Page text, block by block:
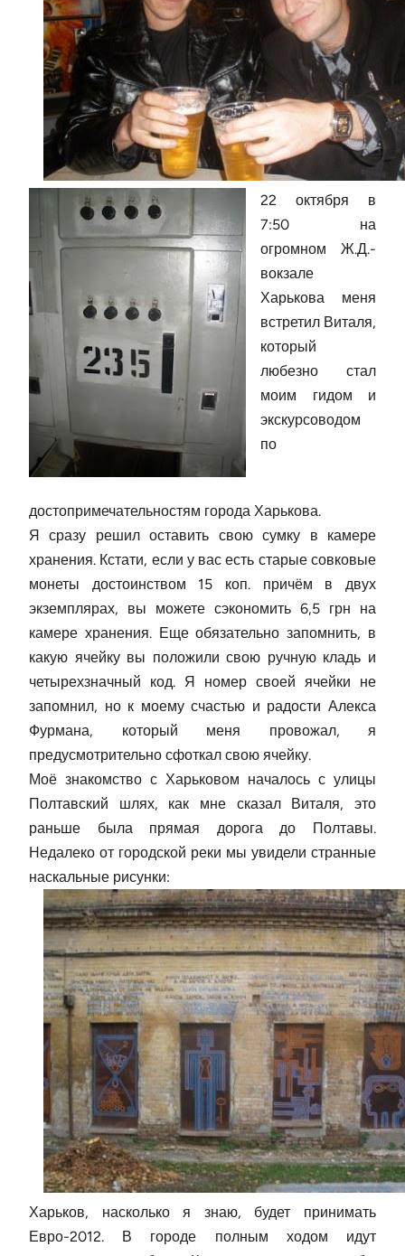
22 октября в
7:50 на
огромном Ж.Д.-
вокзале
Харькова меня
встретил Виталя,
который
любезно стал
моим гидом и
экскурсоводом
по
достопримечательностям города Харькова.
Я сразу решил оставить свою сумку в камере
хранения. Кстати, если у вас есть старые совковые
монеты достоинством 15 коп. причём в двух
экземплярах, вы можете сэкономить 6,5 грн на
камере хранения. Еще обязательно запомнить, в
какую ячейку вы положили свою ручную кладь и
четырехзначный код. Я номер своей ячейки не
запомнил, но к моему счастью и радости Алекса
Фурмана, который меня провожал, я
предусмотрительно сфоткал свою ячейку.
Моё знакомство с Харьковом началось с улицы
Полтавский шлях, как мне сказал Виталя, это
раньше была прямая дорога до Полтавы.
Недалеко от городской реки мы увидели странные
наскальные рисунки:
Харьков, насколько я знаю, будет принимать
Евро-2012. В городе полным ходом идут